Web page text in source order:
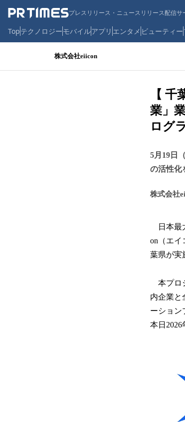
プレスリリース・ニュースリリース配信サ
Topテクノロジーモバイルアプリ エンタメ ビューティー
株式会社eiicon
【
業」
ログ
5月19日
の活性化
株式会社
日本最
on（エイ
葉県が実
本プロ
内企業と
ーション
本日